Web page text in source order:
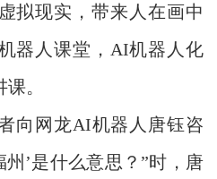
拟现实，带来人在画中
器人课堂，AI机器人化
。
网龙AI机器人唐钰咨
’是什么意思？”时，唐